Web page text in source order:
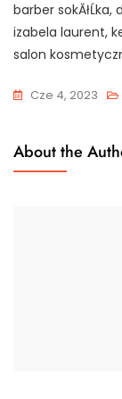
barber
izabela laurent,
salon
Cze 4, 2023
About the